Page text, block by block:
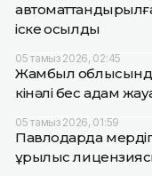
іске қосылды
05 тамыз 2026, 02:45
Жамбыл
кінәлі бес адам
05 тамыз 2026, 01:59
Павлодарда
құрылыс